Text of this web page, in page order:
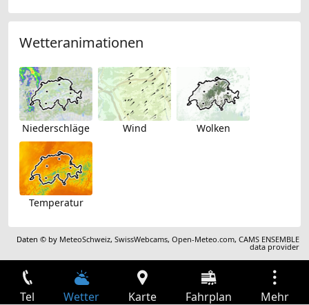
Wetteranimationen
Niederschläge Wind Wolken
Temperatur
Daten © by MeteoSchweiz,SwissWebcams,Open-Meteo.com,CAMS ENSEMBLE
data provider
Tel Wetter Karte Fahrplan Mehr